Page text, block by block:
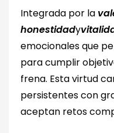
Integrada por la
honestidady
emocionales que
para cumplir
frena. Esta virtud
persistentes con
aceptan retos